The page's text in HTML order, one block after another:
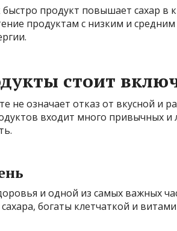
продукт повышает сахар в
продуктам с низким и
стоит
не означает отказ от вкусной и
входит много привычных
и одной из самых важных
богаты клетчаткой и